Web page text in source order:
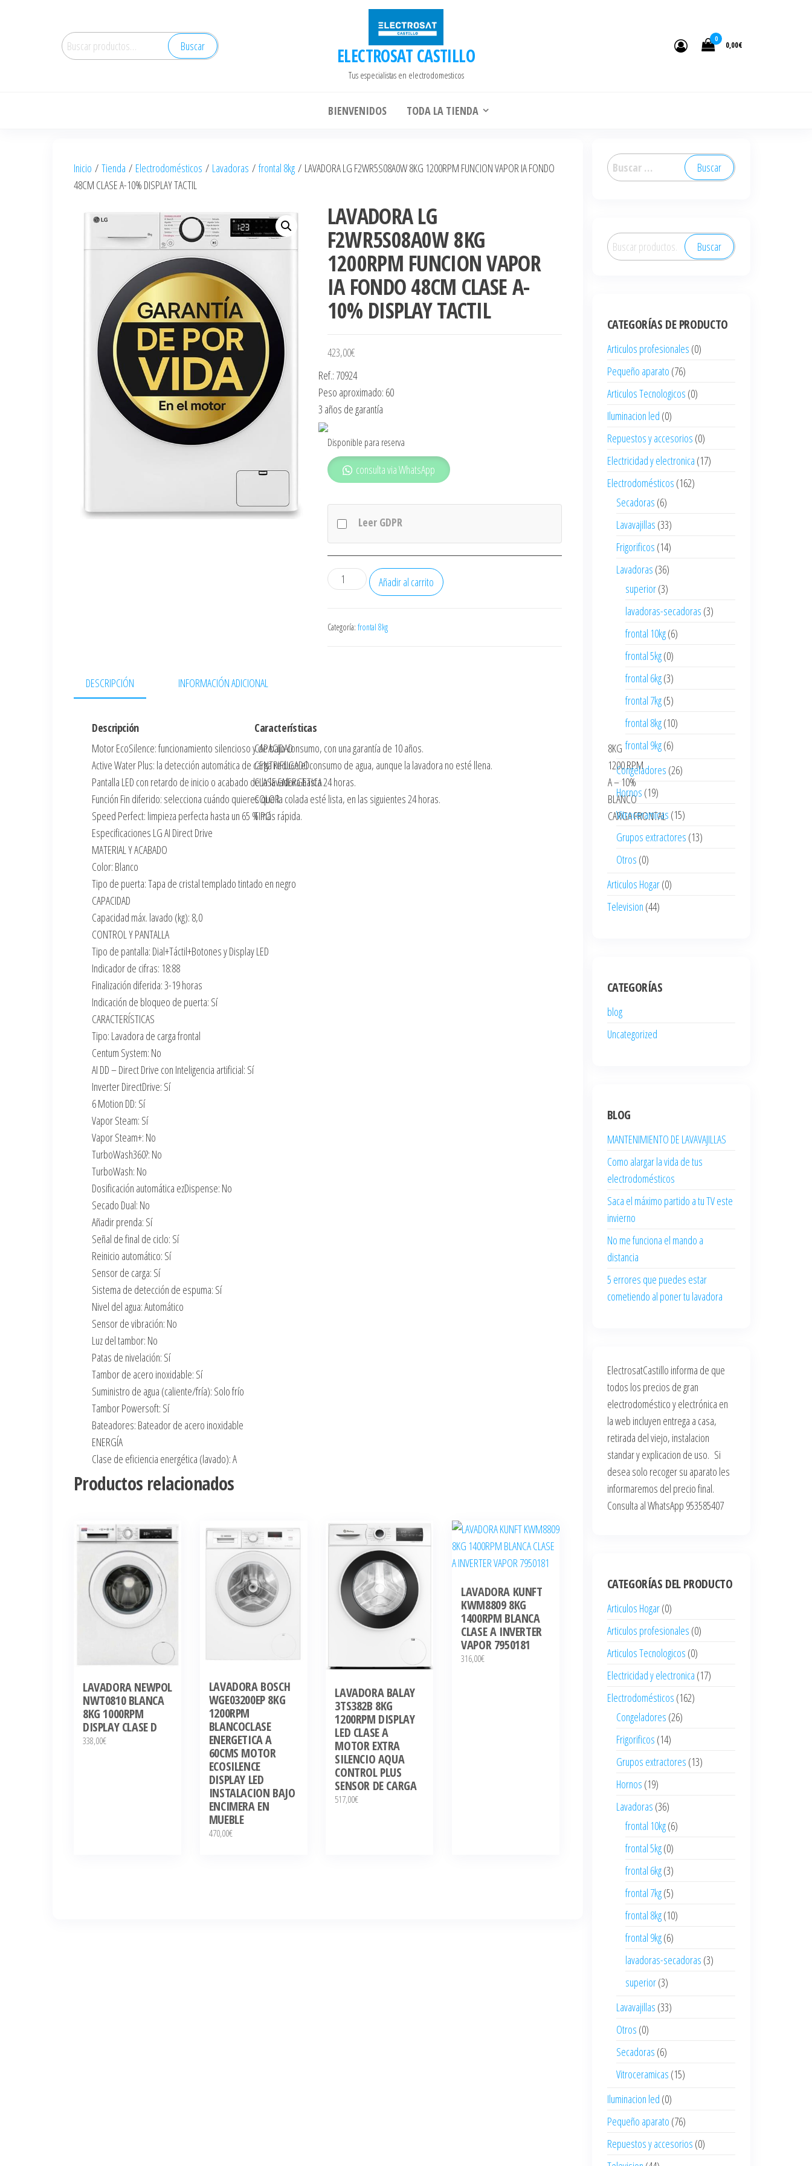
Buscar
por:
Buscar ELECTROSAT CASTILLO
Tus especialistas en electrodomesticos
0
0,00€
BIENVENIDOS TODA LA TIENDA
Inicio / Tienda / Electrodomésticos / Lavadoras / frontal 8kg / LAVADORA LG F2WR5S08A0W 8KG 1200RPM FUNCION VAPOR IA FONDO
48CM CLASE A-10% DISPLAY TACTIL
LAVADORA LG
F2WR5S08A0W 8KG
1200RPM FUNCION VAPOR
IA FONDO 48CM CLASE A-
10% DISPLAY TACTIL
423,00€
Ref.: 70924
Peso aproximado: 60
3 años de garantía
Disponible para reserva
consulta via WhatsApp
Leer GDPR
LAVADORA
LG
8KG
CLASE
A-
10%
DISPLAY
Añadir al carrito
Categoría: frontal 8kg
DESCRIPCIÓN INFORMACIÓN ADICIONAL
Descripción
Motor EcoSilence: funcionamiento silencioso y de bajo consumo, con una garantía de 10 años.
Active Water Plus: la detección automática de carga reduce el consumo de agua, aunque la lavadora no esté llena.
Pantalla LED con retardo de inicio o acabado de la lavadora hasta 24 horas.
Función Fin diferido: selecciona cuándo quieres que la colada esté lista, en las siguientes 24 horas.
Speed Perfect: limpieza perfecta hasta un 65 % más rápida.
Especificaciones LG AI Direct Drive
MATERIAL Y ACABADO
Color: Blanco
Tipo de puerta: Tapa de cristal templado tintado en negro
CAPACIDAD
Capacidad máx. lavado (kg): 8,0
CONTROL Y PANTALLA
Tipo de pantalla: Dial+Táctil+Botones y Display LED
Indicador de cifras: 18:88
Finalización diferida: 3-19 horas
Indicación de bloqueo de puerta: Sí
CARACTERÍSTICAS
Tipo: Lavadora de carga frontal
Centum System: No
AI DD – Direct Drive con Inteligencia artificial: Sí
Inverter DirectDrive: Sí
6 Motion DD: Sí
Vapor Steam: Sí
Vapor Steam+: No
TurboWash360?: No
TurboWash: No
Dosificación automática ezDispense: No
Secado Dual: No
Añadir prenda: Sí
Señal de final de ciclo: Sí
Reinicio automático: Sí
Sensor de carga: Sí
Sistema de detección de espuma: Sí
Nivel del agua: Automático
Sensor de vibración: No
Luz del tambor: No
Patas de nivelación: Sí
Tambor de acero inoxidable: Sí
Suministro de agua (caliente/fría): Solo frío
Tambor Powersoft: Sí
Bateadores: Bateador de acero inoxidable
ENERGÍA
Clase de eficiencia energética (lavado): A
Características
CAPACIDAD
8KG
CENTRIFUGADO
1200 RPM
CLASE ENERGETICA
A – 10%
COLOR
BLANCO
TIPO
CARGA FRONTAL
Productos relacionados
LAVADORA NEWPOL
NWT0810 BLANCA
8KG 1000RPM
DISPLAY CLASE D
338,00€
LAVADORA BOSCH
WGE03200EP 8KG
1200RPM
BLANCOCLASE
ENERGETICA A
60CMS MOTOR
ECOSILENCE
DISPLAY LED
INSTALACION BAJO
ENCIMERA EN
MUEBLE
470,00€
LAVADORA BALAY
3TS382B 8KG
1200RPM DISPLAY
LED CLASE A
MOTOR EXTRA
SILENCIO AQUA
CONTROL PLUS
SENSOR DE CARGA
517,00€
LAVADORA KUNFT
KWM8809 8KG
1400RPM BLANCA
CLASE A INVERTER
VAPOR 7950181
316,00€
Buscar:
Buscar
por:
Buscar
CATEGORÍAS DE PRODUCTO
Articulos profesionales (0)
Pequeño aparato (76)
Articulos Tecnologicos (0)
Iluminacion led (0)
Repuestos y accesorios (0)
Electricidad y electronica (17)
Electrodomésticos (162)
Secadoras (6)
Lavavajillas (33)
Frigorificos (14)
Lavadoras (36)
superior(3)
lavadoras-secadoras (3)
frontal 10kg(6)
frontal 5kg(0)
frontal 6kg(3)
frontal 7kg(5)
frontal 8kg(10)
frontal 9kg(6)
Congeladores (26)
Hornos (19)
Vitroceramicas (15)
Grupos extractores (13)
Otros (0)
Articulos Hogar(0)
Television (44)
CATEGORÍAS
blog
Uncategorized
BLOG
MANTENIMIENTO DE LAVAVAJILLAS
Como alargar la vida de tus
electrodomésticos
Saca el máximo partido a tu TV este
invierno
No me funciona el mando a
distancia
5 errores que puedes estar
cometiendo al poner tu lavadora
ElectrosatCastillo informa de que
todos los precios de gran
electrodoméstico y electrónica en
la web incluyen entrega a casa,
retirada del viejo, instalacion
standar y explicacion de uso. Si
desea solo recoger su aparato les
informaremos del precio final.
Consulta al WhatsApp 953585407
CATEGORÍAS DEL PRODUCTO
Articulos Hogar(0)
Articulos profesionales (0)
Articulos Tecnologicos (0)
Electricidad y electronica (17)
Electrodomésticos (162)
Congeladores (26)
Frigorificos (14)
Grupos extractores (13)
Hornos (19)
Lavadoras (36)
frontal 10kg(6)
frontal 5kg(0)
frontal 6kg(3)
frontal 7kg(5)
frontal 8kg(10)
frontal 9kg(6)
lavadoras-secadoras (3)
superior(3)
Lavavajillas (33)
Otros (0)
Secadoras (6)
Vitroceramicas (15)
Iluminacion led (0)
Pequeño aparato (76)
Repuestos y accesorios (0)